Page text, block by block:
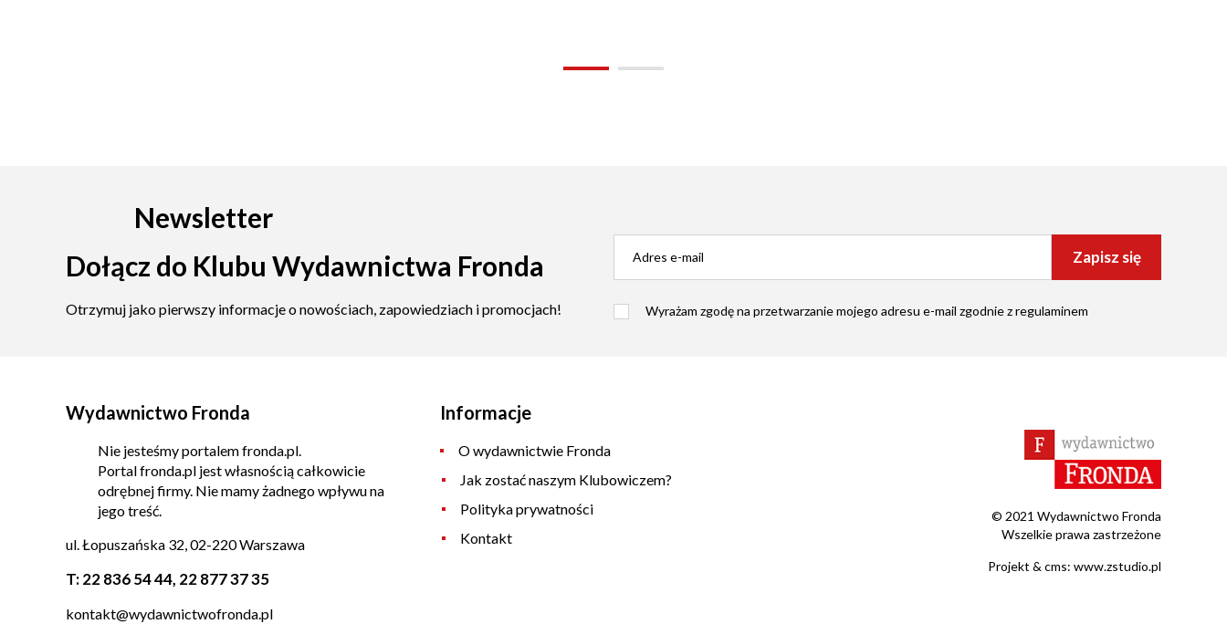
Newsletter
Dołącz do Klubu Wydawnictwa Fronda
Otrzymuj jako pierwszy informacje o nowościach, zapowiedziach i promocjach!
Zapisz się
Wyrażam zgodę na przetwarzanie mojego adresu e-mail zgodnie zregulaminem
Wydawnictwo Fronda
Nie jesteśmy portalem fronda.pl.
Portal fronda.pl jest własnością całkowicie
odrębnej firmy. Nie mamy żadnego wpływu na
jego treść.
ul. Łopuszańska 32, 02-220 Warszawa
T:22 836 54 44, 22 877 37 35
kontakt@wydawnictwofronda.pl
Informacje
O wydawnictwie Fronda
Jak zostać naszym Klubowiczem?
Polityka prywatności
Kontakt
© 2021 Wydawnictwo Fronda
Wszelkie prawa zastrzeżone
Projekt & cms: www.zstudio.pl